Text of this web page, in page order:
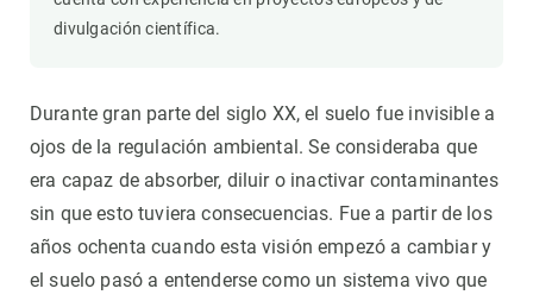
divulgación científica.
Durante gran parte del siglo XX, el suelo fue invisible a
ojos de la regulación ambiental. Se consideraba que
era capaz de absorber, diluir o inactivar contaminantes
sin que esto tuviera consecuencias. Fue a partir de los
años ochenta cuando esta visión empezó a cambiar y
el suelo pasó a entenderse como un sistema vivo que